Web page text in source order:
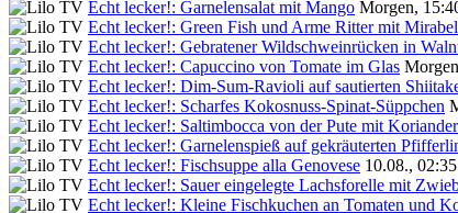
Echt lecker!: Garnelensalat mit Mango Morgen,
Echt lecker!: Green Fish und Arme Ritter mit
Echt lecker!: Gebratener Wildschweinrücken in
Echt lecker!: Capuccino von Tomate im Glas
Echt lecker!: Dim-Sum-Ravioli auf sautierten
Echt lecker!: Scharfes Kokosnuss-Spinat-Süppchen
Echt lecker!: Saltimbocca von der Pute mit
Echt lecker!: Garnelenspieß auf gekräuterten
Echt lecker!: Fischsuppe alla Genovese 10.08.,
Echt lecker!: Sauer eingelegte Lachsforelle mit
Echt lecker!: Kleine Fischkuchen an Tomaten und